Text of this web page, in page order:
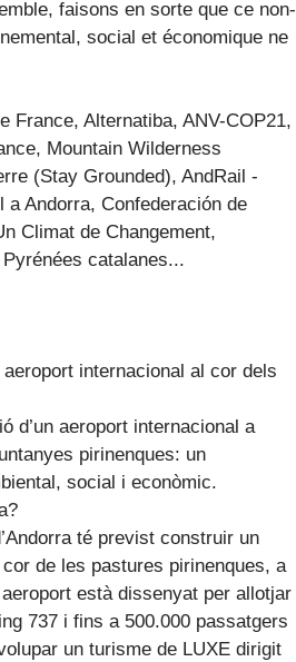
faisons en sorte que ce non-
social et économique ne
France, Alternatiba, ANV-COP21,
Mountain Wilderness
(Stay Grounded), AndRail -
Andorra, Confederación de
Climat de Changement,
catalanes...
internacional al cor dels
d’un aeroport internacional a
pirinenques: un
social i econòmic.
té previst construir un
de les pastures pirinenques, a
està dissenyat per allotjar
737 i fins a 500.000 passatgers
un turisme de LUXE dirigit